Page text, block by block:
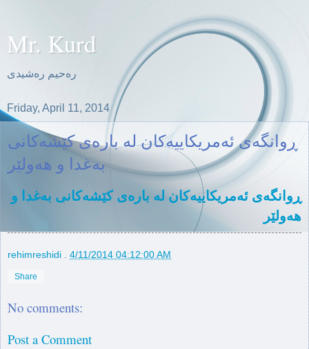
Mr. Kurd
ره‌حیم ره‌شیدی
Friday, April 11, 2014
ڕوانگەی ئەمریکاییەکان لە بارەی کێشەکانی
بەغدا و هەولێر
ڕوانگەی ئەمریکاییەکان لە بارەی کێشەکانی بەغدا و
هەولێر
rehimreshidi 4/11/2014 04:12:00 AM
Share
No comments:
Post a Comment